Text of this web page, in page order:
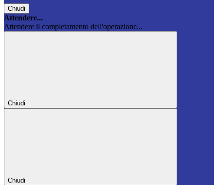
Chiudi
Attendere...
Attendere il completamento dell'operazione...
Chiudi
Chiudi